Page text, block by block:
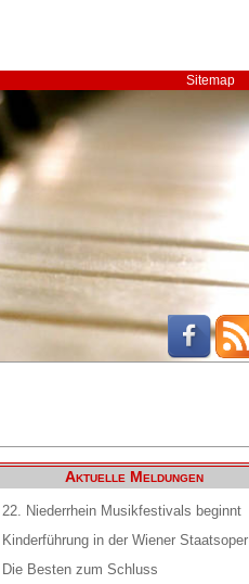
Sitemap
Aktuelle Meldungen
22. Niederrhein Musikfestivals beginnt
Kinderführung in der Wiener Staatsoper
Die Besten zum Schluss